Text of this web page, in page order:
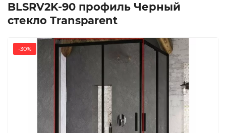
BLSRV2K-90 профиль Черный
стекло Transparent
-30%